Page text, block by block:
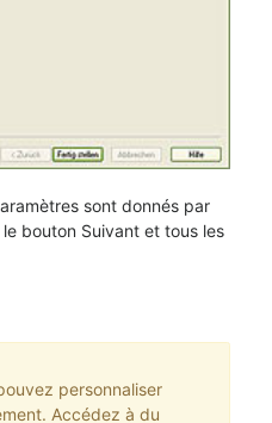
sont donnés par
bouton Suivant et tous les
personnaliser
Accédez à du